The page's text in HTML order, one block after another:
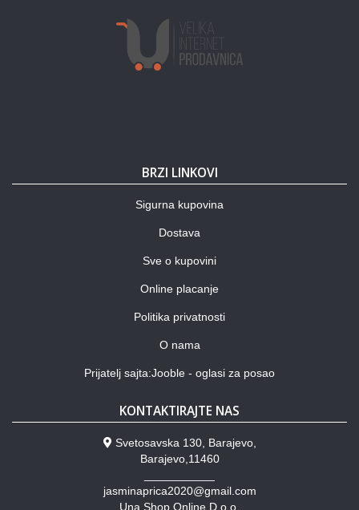
BRZI LINKOVI
Sigurna kupovina
Dostava
Sve o kupovini
Online placanje
Politika privatnosti
O nama
Prijatelj sajta:Jooble - oglasi za posao
KONTAKTIRAJTE NAS
Svetosavska 130, Barajevo,
Barajevo,11460
jasminaprica2020@gmail.com
Una Shop Online D.o.o.